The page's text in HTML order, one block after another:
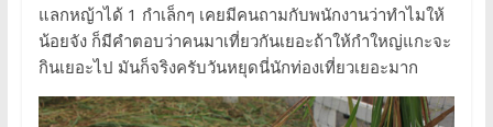
แลกหญ้าได้ 1 กำเล็กๆ เคยมีคนถามกับพนักงานว่าทำไมให้
น้อยจัง ก็มีคำตอบว่าคนมาเที่ยวกันเยอะถ้าให้กำใหญ่แกะจะ
กินเยอะไป มันก็จริงครับวันหยุดนี่นักท่องเที่ยวเยอะมาก